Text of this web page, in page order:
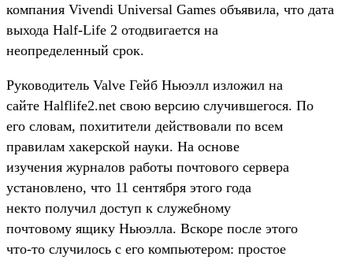
компания Vivendi Universal Games объявила, что дата
выхода Half-Life 2 отодвигается на
неопределенный срок.
Руководитель Valve Гейб Ньюэлл изложил на
сайте Halflife2.net свою версию случившегося. По
его словам, похитители действовали по всем
правилам хакерской науки. На основе
изучения журналов работы почтового сервера
установлено, что 11 сентября этого года
некто получил доступ к служебному
почтовому ящику Ньюэлла. Вскоре после этого
что-то случилось с его компьютером: простое